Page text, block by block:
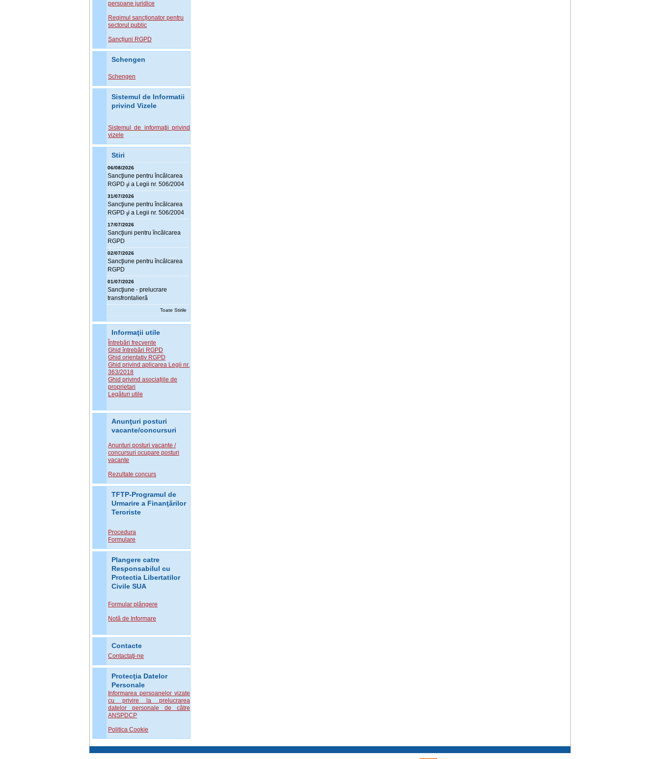
persoane juridice
Regimul sancționator pentru
sectorul public
Sancțiuni RGPD
Schengen
Schengen
Sistemul de Informatii
privind Vizele
Sistemul de informaţii privind
vizele
Stiri
06/08/2026
Sancţiune pentru încălcarea
RGPD şi a Legii nr. 506/2004
31/07/2026
Sancţiune pentru încălcarea
RGPD şi a Legii nr. 506/2004
17/07/2026
Sancţiuni pentru încălcarea
RGPD
02/07/2026
Sancţiune pentru încălcarea
RGPD
01/07/2026
Sancţiune - prelucrare
transfrontalieră
Toate Stirile
Informaţii utile
Întrebări frecvente
Ghid întrebări RGPD
Ghid orientativ RGPD
Ghid privind aplicarea Legii nr.
363/2018
Ghid privind asociațiile de
proprietari
Legături utile
Anunţuri posturi
vacante/concursuri
Anunturi posturi vacante /
concursuri ocupare posturi
vacante
Rezultate concurs
TFTP-Programul de
Urmarire a Finanţărilor
Teroriste
Procedura
Formulare
Plangere catre
Responsabilul cu
Protectia Libertatilor
Civile SUA
Formular plângere
Notă de Informare
Contacte
Contactaţi-ne
Protecţia Datelor
Personale
Informarea persoanelor vizate
cu privire la prelucrarea
datelor personale de către
ANSPDCP
Politica Cookie